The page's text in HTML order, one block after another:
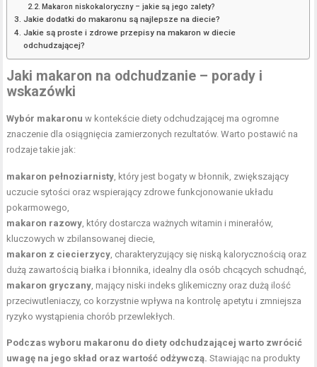
Makaron niskokaloryczny – jakie są jego zalety?
Jakie dodatki do makaronu są najlepsze na diecie?
Jakie są proste i zdrowe przepisy na makaron w diecie
odchudzającej?
Jaki makaron na odchudzanie – porady i
wskazówki
Wybór makaronu w kontekście diety odchudzającej ma ogromne
znaczenie dla osiągnięcia zamierzonych rezultatów. Warto postawić na
rodzaje takie jak:
makaron pełnoziarnisty , który jest bogaty w błonnik, zwiększający
uczucie sytości oraz wspierający zdrowe funkcjonowanie układu
pokarmowego,
makaron razowy , który dostarcza ważnych witamin i minerałów,
kluczowych w zbilansowanej diecie,
makaron z ciecierzycy , charakteryzujący się niską kalorycznością oraz
dużą zawartością białka i błonnika, idealny dla osób chcących schudnąć,
makaron gryczany , mający niski indeks glikemiczny oraz dużą ilość
przeciwutleniaczy, co korzystnie wpływa na kontrolę apetytu i zmniejsza
ryzyko wystąpienia chorób przewlekłych.
Podczas wyboru makaronu do diety odchudzającej warto zwrócić
uwagę na jego skład oraz wartość odżywczą. Stawiając na produkty